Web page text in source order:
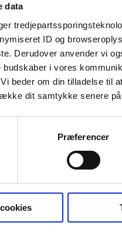
data
ID og
Derudover anvender vi
budskaber i vores
beder om din tilladelse til
dit samtykke senere
Præferencer